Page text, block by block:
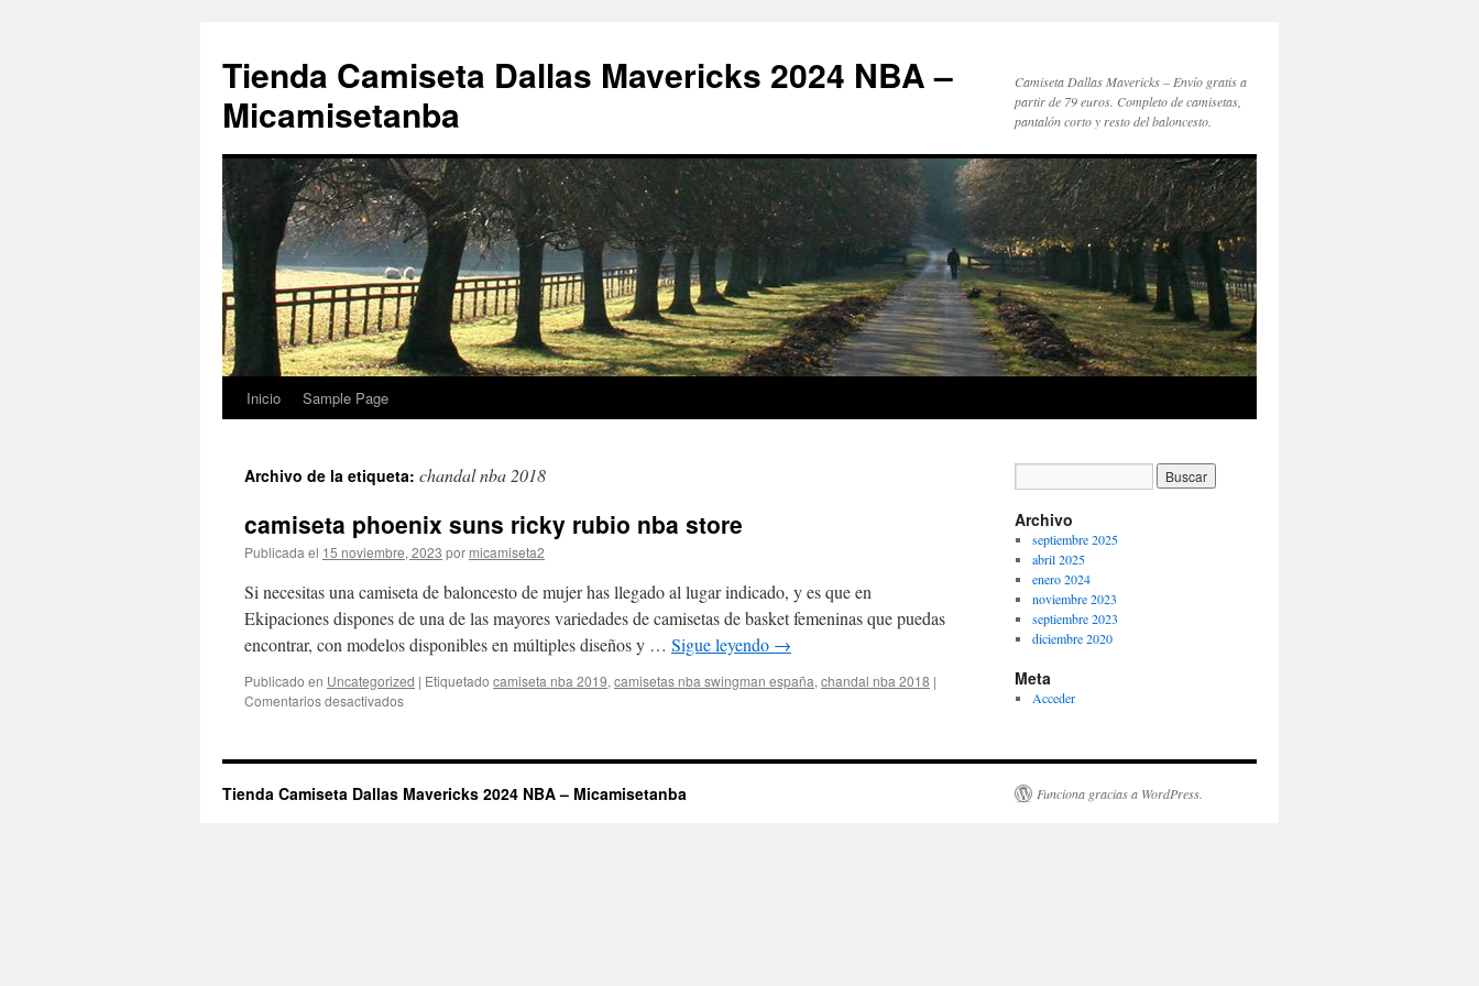
Tienda Camiseta Dallas Mavericks 2024 NBA –
Micamisetanba
Camiseta Dallas Mavericks – Envío gratis a
partir de 79 euros. Completo de camisetas,
pantalón corto y resto del baloncesto.
Saltar
contenido
Inicio Sample Page
Archivo de la etiqueta: chandal nba 2018
camiseta phoenix suns ricky rubio nba store
Publicada el 15 noviembre, 2023 por micamiseta2
Si necesitas una camiseta de baloncesto de mujer has llegado al lugar indicado, y es que en
Ekipaciones dispones de una de las mayores variedades de camisetas de basket femeninas que puedas
encontrar, con modelos disponibles en múltiples diseños y … Sigue leyendo →
Publicado en Uncategorized | Etiquetado camiseta nba 2019, camisetas nba swingman españa, chandal nba 2018 |
Comentarios desactivadosen
suns
rubio
Archivo
septiembre 2025
abril 2025
enero 2024
noviembre 2023
septiembre 2023
diciembre 2020
Meta
Acceder
Tienda Camiseta Dallas Mavericks 2024 NBA – Micamisetanba Funciona gracias a WordPress.